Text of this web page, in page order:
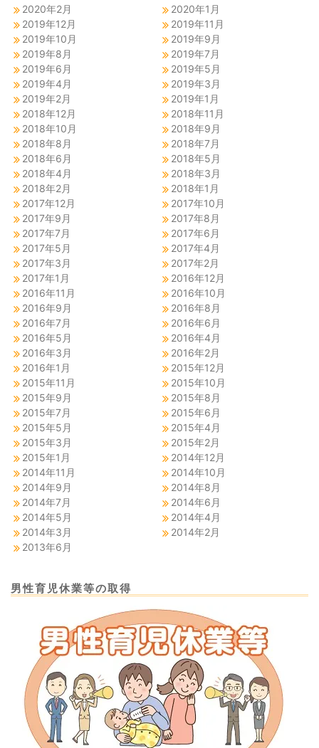
2020年2月
2020年1月
2019年12月
2019年11月
2019年10月
2019年9月
2019年8月
2019年7月
2019年6月
2019年5月
2019年4月
2019年3月
2019年2月
2019年1月
2018年12月
2018年11月
2018年10月
2018年9月
2018年8月
2018年7月
2018年6月
2018年5月
2018年4月
2018年3月
2018年2月
2018年1月
2017年12月
2017年10月
2017年9月
2017年8月
2017年7月
2017年6月
2017年5月
2017年4月
2017年3月
2017年2月
2017年1月
2016年12月
2016年11月
2016年10月
2016年9月
2016年8月
2016年7月
2016年6月
2016年5月
2016年4月
2016年3月
2016年2月
2016年1月
2015年12月
2015年11月
2015年10月
2015年9月
2015年8月
2015年7月
2015年6月
2015年5月
2015年4月
2015年3月
2015年2月
2015年1月
2014年12月
2014年11月
2014年10月
2014年9月
2014年8月
2014年7月
2014年6月
2014年5月
2014年4月
2014年3月
2014年2月
2013年6月
男性育児休業等の取得